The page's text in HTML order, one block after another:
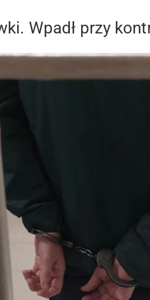
Wpadł przy